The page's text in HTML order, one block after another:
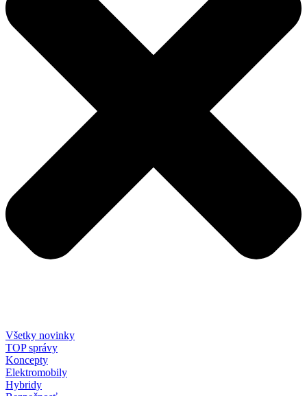
Všetky novinky
TOP správy
Koncepty
Elektromobily
Hybridy